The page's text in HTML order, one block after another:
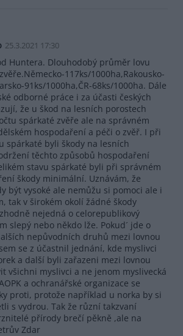
25.3.2021 17:30
Huntera. Dlouhodobý průměr lovu
117ks/1000ha,Rakousko-
91ks/1000ha,ČR-68ks/1000ha. Dále
odborné práce i za účasti českých
že u škod na lesních porostech
spárkaté zvěře ale na správném
hospodaření a péči o zvěř. I při
spárkaté byli škody na lesních
těchto způsobů hospodaření
stavu spárkaté byli při správném
škody minimální. Uznávám, že
být vysoké ale nemůžu si pomoci ale i
tak v širokém okolí žádné škody
nejedná o celorepublikový
slepý nebo někdo lže. Pokud´ jde o
nepůvodních druhů mezi lovnou
se z účastnil jednání, kde myslivci
a další byli zařazeni mezi lovnou
všichni myslivci a ne jenom myslivecká
a ochranářské organizace se
proti, protože například u norka by si
s vydrou. Tak že různí takzvaní
přírody brečí pěkně ,ale na
Zdar